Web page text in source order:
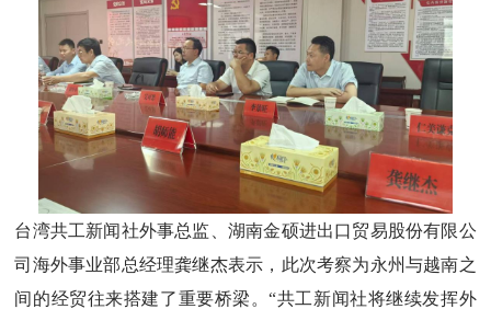
台湾共工新闻社外事总监、湖南金硕进出口贸易股份有限公
司海外事业部总经理龚继杰表示，此次考察为永州与越南之
间的经贸往来搭建了重要桥梁。“共工新闻社将继续发挥外